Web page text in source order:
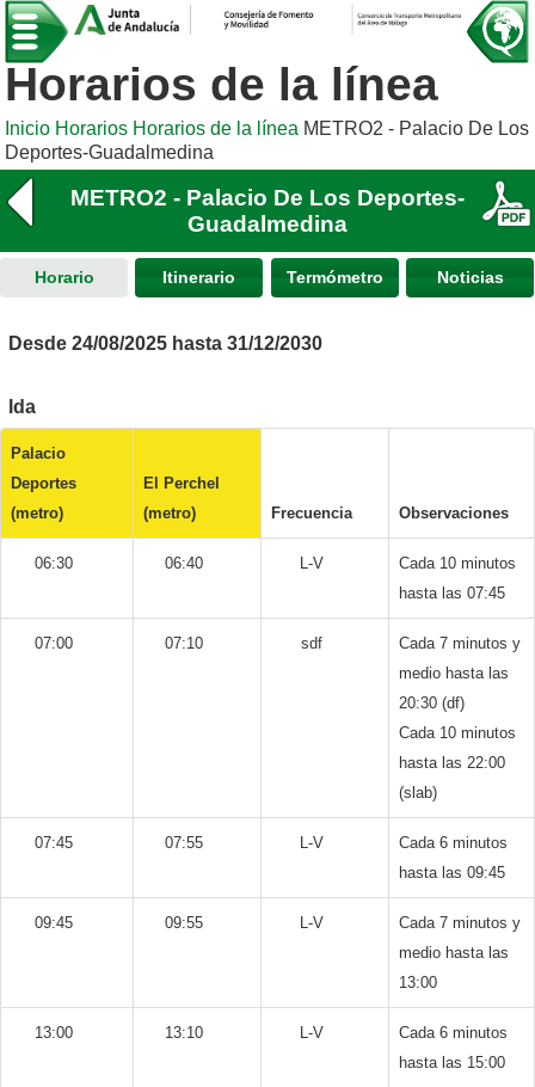
Horarios de la línea
Inicio Horarios Horarios de la línea METRO2 - Palacio De Los
Deportes-Guadalmedina
METRO2 - Palacio De Los Deportes-
Guadalmedina
Horario Itinerario Termómetro Noticias
Desde 24/08/2025 hasta 31/12/2030
Ida
Palacio
Deportes
(metro)
El Perchel
(metro)
Frecuencia Observaciones
06:30 06:40 L-V
Cada 10 minutos
hasta las 07:45
07:00 07:10 sdf
Cada 7 minutos y
medio hasta las
20:30 (df)
Cada 10 minutos
hasta las 22:00
(slab)
07:45 07:55 L-V
Cada 6 minutos
hasta las 09:45
09:45 09:55 L-V
Cada 7 minutos y
medio hasta las
13:00
13:00 13:10 L-V
Cada 6 minutos
hasta las 15:00